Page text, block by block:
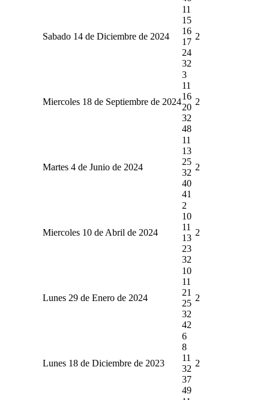
Sabado 14 de Diciembre de 2024
11
15
16
17
24
32
2
Miercoles 18 de Septiembre de 2024
3
11
16
20
32
48
2
Martes 4 de Junio de 2024
11
13
25
32
40
41
2
Miercoles 10 de Abril de 2024
2
10
11
13
23
32
2
Lunes 29 de Enero de 2024
10
11
21
25
32
42
2
Lunes 18 de Diciembre de 2023
6
8
11
32
37
49
2